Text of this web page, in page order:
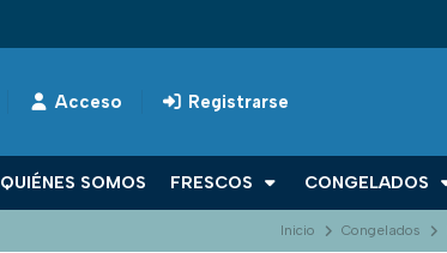
Acceso Registrarse
QUIÉNES SOMOS FRESCOS CONGELADOS
Inicio Congelados